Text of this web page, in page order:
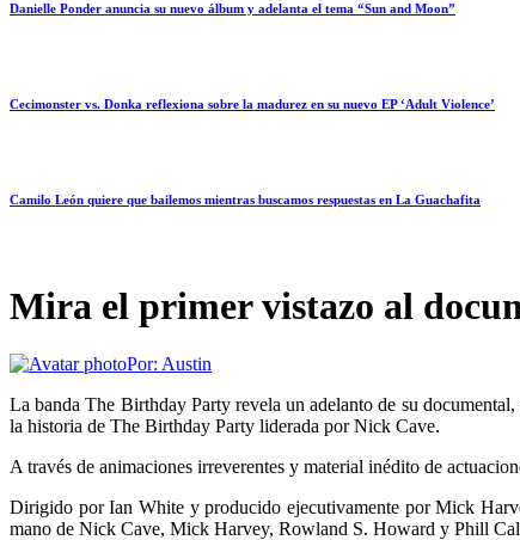
Danielle Ponder anuncia su nuevo álbum y adelanta el tema “Sun and Moon”
Cecimonster vs. Donka reflexiona sobre la madurez en su nuevo EP ‘Adult Violence’
Camilo León quiere que bailemos mientras buscamos respuestas en La Guachafita
Mira el primer vistazo al
Por: Austin
La banda The Birthday Party revela un adelanto de su
la historia de The Birthday Party liderada por Nick Cave.
A través de animaciones irreverentes y material inédito de
Dirigido por Ian White y producido ejecutivamente por Mick
mano de Nick Cave, Mick Harvey, Rowland S. Howard y Phill